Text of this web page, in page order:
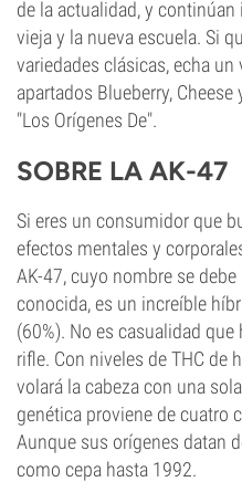
de la actualidad, y
vieja y la nueva escuela. Si
variedades clásicas, echa un
apartados Blueberry,
"Los Orígenes De".
SOBRE LA AK-47
Si eres un consumidor que
efectos mentales y
AK-47, cuyo nombre se
conocida, es un increíble
(60%). No es casualidad
rifle. Con niveles de THC de
volará la cabeza con una
genética proviene de cuatro
Aunque sus orígenes datan
como cepa hasta 1992.